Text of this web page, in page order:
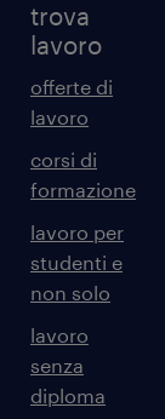
trova
lavoro
offerte di
lavoro
corsi di
formazione
lavoro per
studenti e
non solo
lavoro
senza
diploma